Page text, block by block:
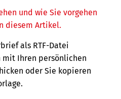
und wie Sie vorgehen
diesem Artikel.
als RTF-Datei
Ihren persönlichen
oder Sie kopieren